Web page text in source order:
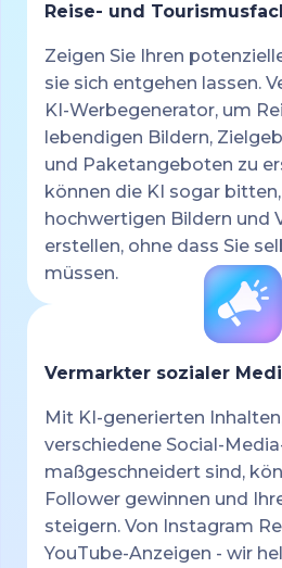
Reise- und
Zeigen Sie Ihren
sie sich entgehen lassen.
KI-Werbegenerator, um
lebendigen Bildern,
und Paketangeboten zu
können die KI sogar
hochwertigen Bildern und
erstellen, ohne dass Sie
müssen.
Vermarkter sozialer
Mit KI-generierten
verschiedene Social-
maßgeschneidert sind,
Follower gewinnen und
steigern. Von Instagram
YouTube-Anzeigen - wir